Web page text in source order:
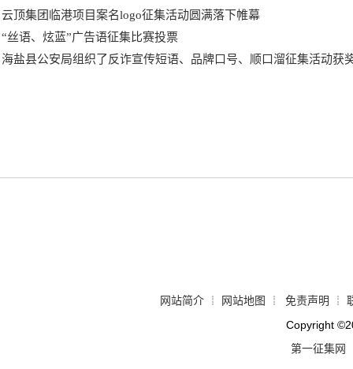
云顶集团临港项目案名logo征集活动圆满落下帷幕
“丝语、炫蓝”广告语征集比赛投票
海盐县公安局组织了反诈宣传短语、品牌口号、顺口溜征集活动获
网站简介 ┊ 网站地图 ┊ 免责声明 ┊
Copyright ©
第一征集网